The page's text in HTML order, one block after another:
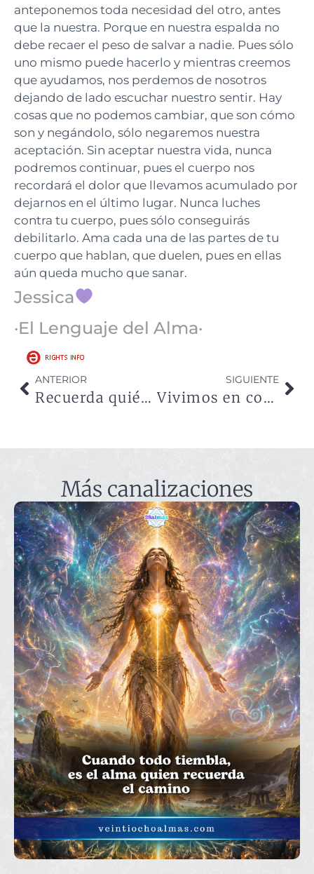
anteponemos toda necesidad del otro, antes
que la nuestra. Porque en nuestra espalda no
debe recaer el peso de salvar a nadie. Pues sólo
uno mismo puede hacerlo y mientras creemos
que ayudamos, nos perdemos de nosotros
dejando de lado escuchar nuestro sentir. Hay
cosas que no podemos cambiar, que son cómo
son y negándolo, sólo negaremos nuestra
aceptación. Sin aceptar nuestra vida, nunca
podremos continuar, pues el cuerpo nos
recordará el dolor que llevamos acumulado por
dejarnos en el último lugar. Nunca luches
contra tu cuerpo, pues sólo conseguirás
debilitarlo. Ama cada una de las partes de tu
cuerpo que hablan, que duelen, pues en ellas
aún queda mucho que sanar.
Jessica
·El Lenguaje del Alma·
ANTERIOR
Recuerda quién eres, sé aquí y ahora
SIGUIENTE
Vivimos en constante evolución
Más canalizaciones